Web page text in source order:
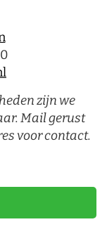
zijn we
Mail gerust
voor contact.